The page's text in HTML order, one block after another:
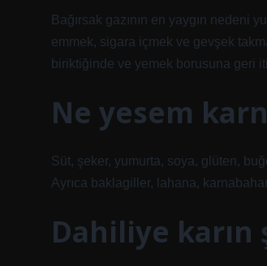
Bağırsak gazının en yaygın nedeni
emmek, sigara içmek ve gevşek
biriktiğinde ve yemek borusuna geri
Ne yesem
Süt, şeker, yumurta, soya, glüten,
Ayrıca baklagiller, lahana,
Dahiliye karın